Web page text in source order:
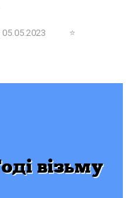
05.05.2023
⭐